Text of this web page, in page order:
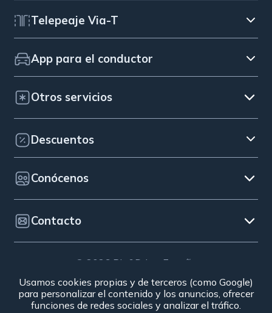
Telepeaje Via-T
App para el conductor
Otros servicios
Descuentos
Conócenos
Contacto
© 2026 Bip&Drive. España
Aviso legal | Uso de cookies | Código ético y canal de
denuncias | Defensa del cliente | Condiciones
Generales de Contratación | Política de privacidad
Usamos cookies propias y de terceros (como Google)
para personalizar el contenido y los anuncios, ofrecer
funciones de redes sociales y analizar el tráfico.